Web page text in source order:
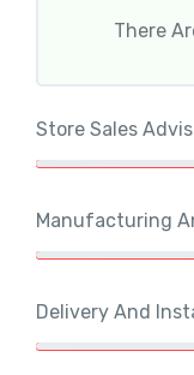
There
Store Sales
Manufacturing
Delivery And